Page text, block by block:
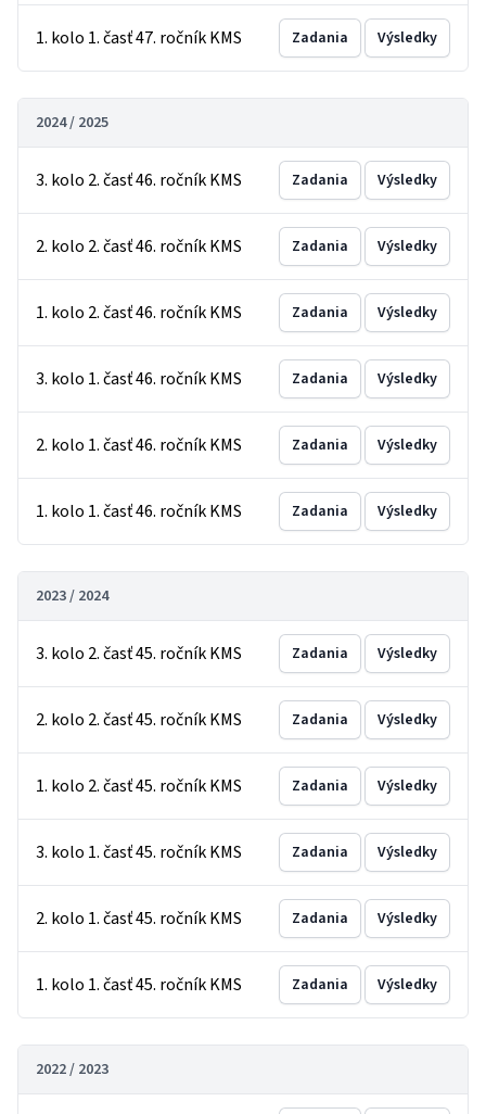
1. kolo 1. časť 47. ročník KMS Zadania Výsledky
2024 / 2025
3. kolo 2. časť 46. ročník KMS Zadania Výsledky
2. kolo 2. časť 46. ročník KMS Zadania Výsledky
1. kolo 2. časť 46. ročník KMS Zadania Výsledky
3. kolo 1. časť 46. ročník KMS Zadania Výsledky
2. kolo 1. časť 46. ročník KMS Zadania Výsledky
1. kolo 1. časť 46. ročník KMS Zadania Výsledky
2023 / 2024
3. kolo 2. časť 45. ročník KMS Zadania Výsledky
2. kolo 2. časť 45. ročník KMS Zadania Výsledky
1. kolo 2. časť 45. ročník KMS Zadania Výsledky
3. kolo 1. časť 45. ročník KMS Zadania Výsledky
2. kolo 1. časť 45. ročník KMS Zadania Výsledky
1. kolo 1. časť 45. ročník KMS Zadania Výsledky
2022 / 2023